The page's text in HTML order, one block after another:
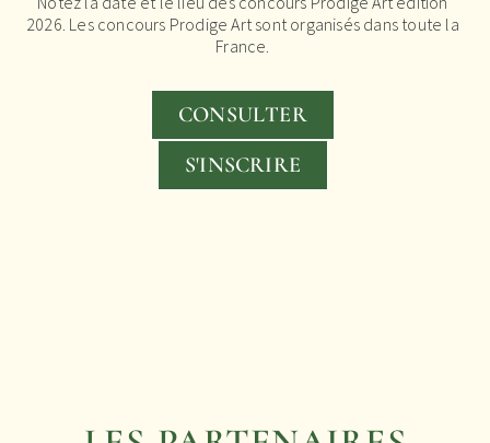
2026. Les concours Prodige Art sont organisés dans toute la
France.
CONSULTER
S'INSCRIRE